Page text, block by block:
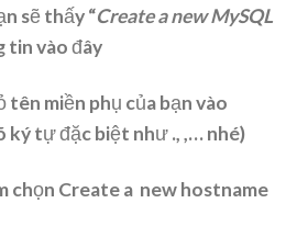
sẽ thấy “Create a new MySQL
tin vào đây
tên miền phụ của bạn vào
ký tự đặc biệt như ., ,… nhé)
chọn Create a new hostname